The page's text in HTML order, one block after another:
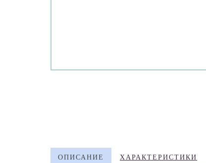
ОПИСАНИЕ ХАРАКТЕРИСТИКИ